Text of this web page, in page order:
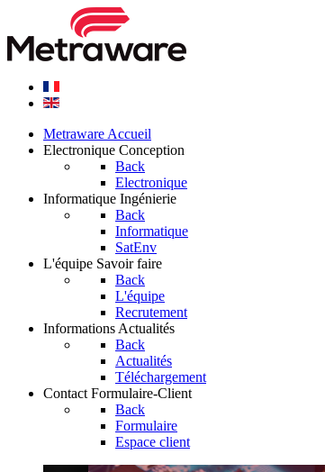
Metraware Accueil
Electronique Conception
Back
Electronique
Informatique Ingénierie
Back
Informatique
SatEnv
L'équipe Savoir faire
Back
L'équipe
Recrutement
Informations Actualités
Back
Actualités
Téléchargement
Contact Formulaire-Client
Back
Formulaire
Espace client